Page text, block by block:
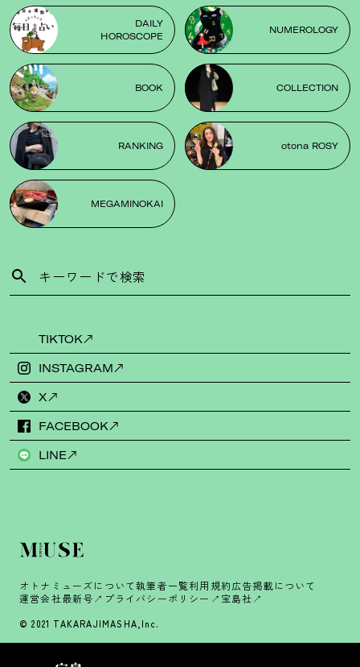
DAILY
HOROSCOPE
NUMEROLOGY
BOOK COLLECTION
RANKING otona ROSY
MEGAMINOKAI
TIKTOK
INSTAGRAM
X
FACEBOOK
LINE
オトナミューズについて執筆者一覧利用規約広告掲載について
運営会社最新号 プライバシーポリシー 宝島社
© 2021 TAKARAJIMASHA,Inc.